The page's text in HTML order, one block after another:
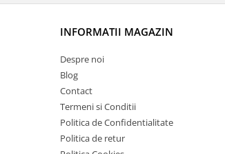
INFORMATII MAGAZIN
Despre noi
Blog
Contact
Termeni si Conditii
Politica de Confidentialitate
Politica de retur